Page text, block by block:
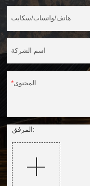
هاتف/واتساب/سكايب
اسم الشركة
المحتوى
المرفق: